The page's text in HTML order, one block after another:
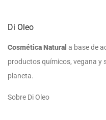
Di Oleo
Cosmética Natural a base de
productos químicos, vegana y
planeta.
Sobre Di Oleo